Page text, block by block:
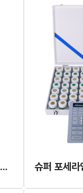
슈퍼 포세라인 EX-3 페이스트 오펙크 파우다 리필 슈퍼 포세